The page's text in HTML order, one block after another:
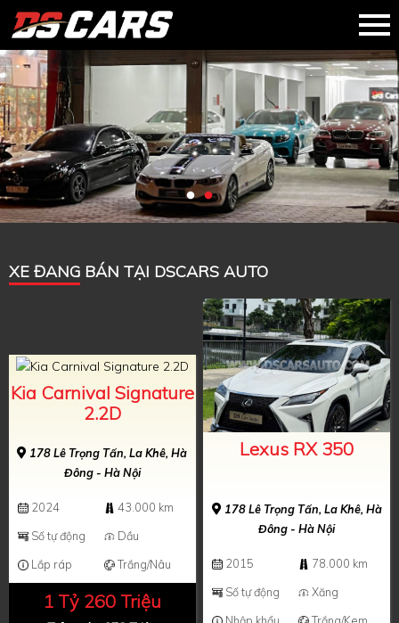
XE ĐANG BÁN TẠI DSCARS AUTO
Kia Carnival Signature
2.2D
178 Lê Trọng Tấn, La Khê, Hà
Đông - Hà Nội
2024
43.000 km
Số tự động
Dầu
Lắp ráp
Trắng/Nâu
1 Tỷ 260 Triệu
Lexus RX 350
178 Lê Trọng Tấn, La Khê, Hà
Đông - Hà Nội
2015
78.000 km
Số tự động
Xăng